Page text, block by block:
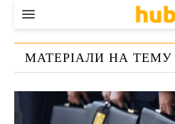
ВЛАДА
ЕКОНОМІКА
БІЗНЕС
МАТЕРІАЛИ НА ТЕМУ